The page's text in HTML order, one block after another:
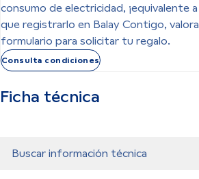
consumo de electricidad, ¡equivalente
que registrarlo en Balay Contigo,
formulario para solicitar tu regalo.
Consulta condiciones
Ficha técnica
Buscar información técnica